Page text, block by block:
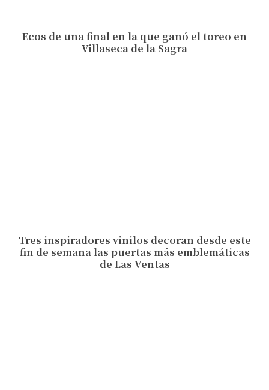
Ecos de una final en la que ganó el toreo en
Villaseca de la Sagra
Tres inspiradores vinilos decoran desde este
fin de semana las puertas más emblemáticas
de Las Ventas